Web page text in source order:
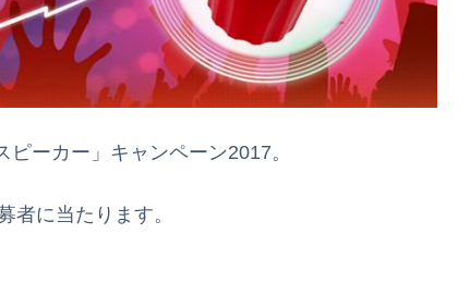
ーカー」キャンペーン2017。
者に当たります。